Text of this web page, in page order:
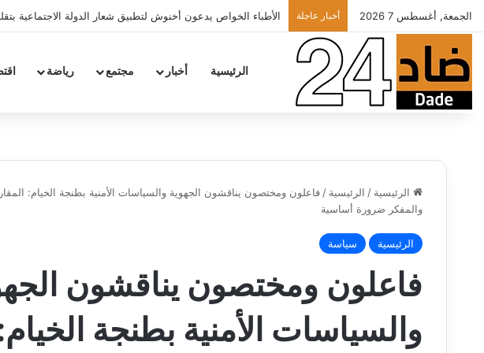
الجمعة, أغسطس 7 2026 أخبار عاجلة تهنئة
الرئيسية أخبار مجتمع رياضة
الرئيسية / الرئيسية / فاعلون ومختصون يناقشون الجهوية والسياسات الأمنية بطنجة الخيام:
والمفكر ضرورة أساسية
الرئيسية سياسة
فاعلون ومختصون يناقشون
والسياسات الأمنية بطنجة